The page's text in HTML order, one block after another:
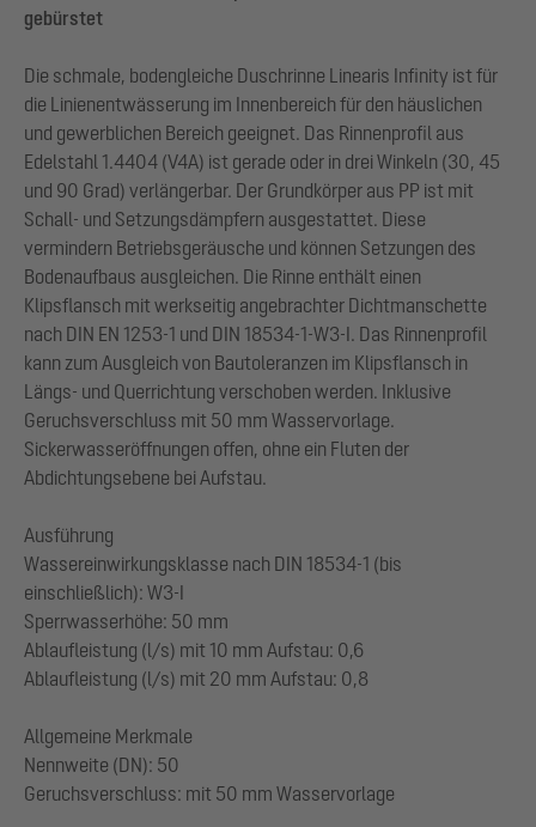
gebürstet
Die schmale, bodengleiche Duschrinne Linearis Infinity ist für
die Linienentwässerung im Innenbereich für den häuslichen
und gewerblichen Bereich geeignet. Das Rinnenprofil aus
Edelstahl 1.4404 (V4A) ist gerade oder in drei Winkeln (30, 45
und 90 Grad) verlängerbar. Der Grundkörper aus PP ist mit
Schall- und Setzungsdämpfern ausgestattet. Diese
vermindern Betriebsgeräusche und können Setzungen des
Bodenaufbaus ausgleichen. Die Rinne enthält einen
Klipsflansch mit werkseitig angebrachter Dichtmanschette
nach DIN EN 1253-1 und DIN 18534-1-W3-I. Das Rinnenprofil
kann zum Ausgleich von Bautoleranzen im Klipsflansch in
Längs- und Querrichtung verschoben werden. Inklusive
Geruchsverschluss mit 50 mm Wasservorlage.
Sickerwasseröffnungen offen, ohne ein Fluten der
Abdichtungsebene bei Aufstau.
Ausführung
Wassereinwirkungsklasse nach DIN 18534-1 (bis
einschließlich): W3-I
Sperrwasserhöhe: 50 mm
Ablaufleistung (l/s) mit 10 mm Aufstau: 0,6
Ablaufleistung (l/s) mit 20 mm Aufstau: 0,8
Allgemeine Merkmale
Nennweite (DN): 50
Geruchsverschluss: mit 50 mm Wasservorlage